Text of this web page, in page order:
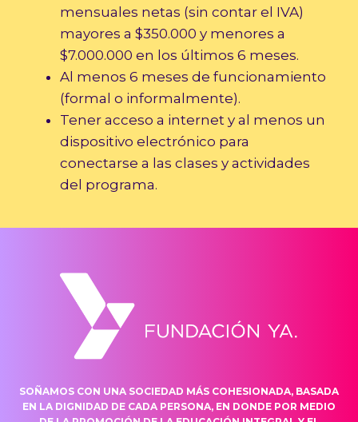
mensuales netas (sin contar el IVA)
mayores a $350.000 y menores a
$7.000.000 en los últimos 6 meses.
Al menos 6 meses de funcionamiento
(formal o informalmente).
Tener acceso a internet y al menos un
dispositivo electrónico para
conectarse a las clases y actividades
del programa.
SOÑAMOS CON UNA SOCIEDAD MÁS COHESIONADA, BASADA
EN LA DIGNIDAD DE CADA PERSONA, EN DONDE POR MEDIO